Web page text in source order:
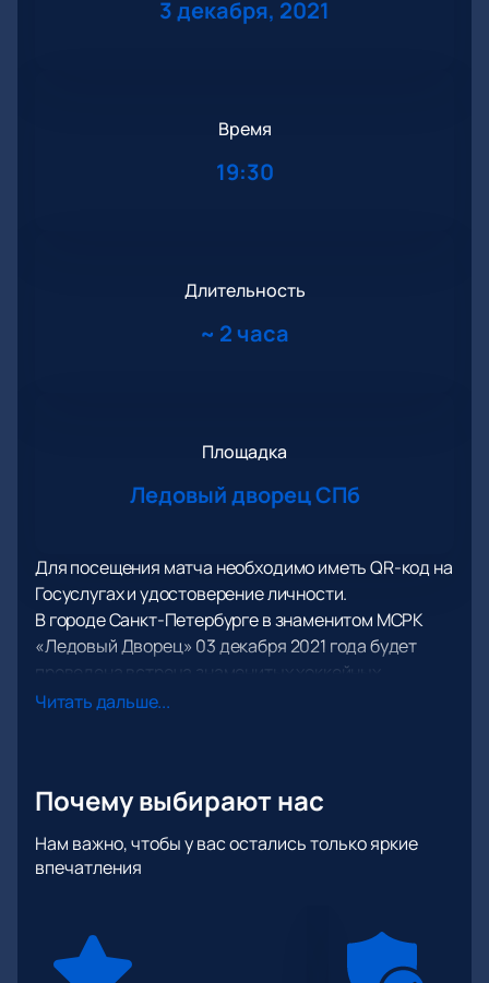
3 декабря, 2021
Время
19:30
Длительность
~ 2 часа
Площадка
Ледовый дворец СПб
Для посещения матча необходимо иметь QR-код на
Госуслугах и удостоверение личности.
В городе Санкт-Петербурге в знаменитом МСРК
«Ледовый Дворец» 03 декабря 2021 года будет
проведена встреча знаменитых хоккейных
коллективов с участием «СКА» (Санкт-Петербург)
Петербурга, который начал свою славную историю
спортивный коллектив с уверенностью можно
отнести к грандам российского спорта. Помимо
может похвастать и многочисленными
международными победами.
Читать дальше...
Почему выбирают нас
Нам важно, чтобы у вас остались только яркие
впечатления